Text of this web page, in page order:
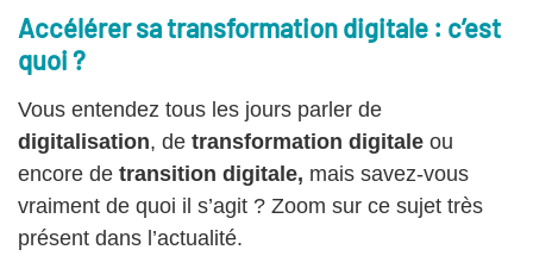
Accélérer sa transformation digitale : c’est
quoi ?
Vous entendez tous les jours parler de
digitalisation, de transformation digitale ou
encore de transition digitale, mais savez-vous
vraiment de quoi il s’agit ? Zoom sur ce sujet très
présent dans l’actualité.